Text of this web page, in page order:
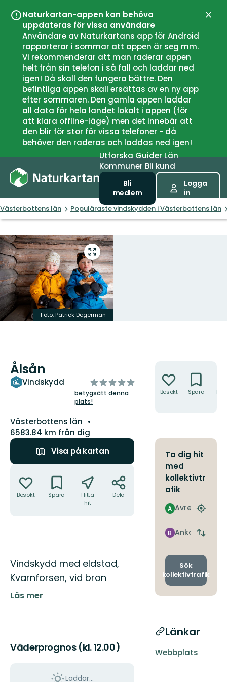
Naturkartan-appen kan behöva
uppdateras för vissa användare
Användare av Naturkartans app för Android
rapporterar i sommar att appen är seg mm.
Vi rekommenderar att man raderar appen
helt från sin telefon i så fall och laddar ned
igen! Då skall den fungera bättre. Den
befintliga appen skall ersättas av en ny app
efter sommaren. Den gamla appen laddar
all data för hela landet lokalt i appen (för
att klara offline-läge) men det innebär att
den blir för stor för vissa telefoner - då
behöver den raderas och laddas ned igen!
UtforskaGuiderLän
Kommuner Bli kund
Bli
medlem
Logga
in
Västerbottens län Populäraste vindskydden i Västerbottens län
Gå
till
helskärmsläge
Foto: Patrick Degerman
Ålsån
Vindskydd
av
5
stjärnor
betygsätt denna
plats!
Län:
Västerbottens län
6583.84 km från dig
Visa på kartan
Besökt Spara
Hitta
hit
Dela
Beskrivning
Vindskydd med eldstad,
Kvarnforsen, vid bron
Läs mer
Väderprognos (kl. 12.00)
Laddar...
Besökt Spara
Ta dig hit
med
kollektivtr
afik
Avresa
A
Hitta
Ankomst
B
Byt
och
Sök
kollektivtrafik
Länkar
Webbplats